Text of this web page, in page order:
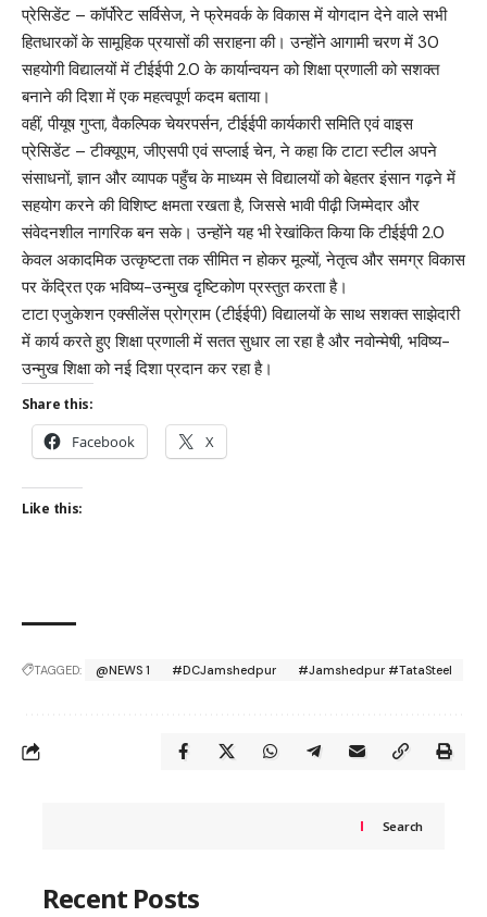
प्रेसिडेंट – कॉर्पोरेट सर्विसेज, ने फ्रेमवर्क के विकास में योगदान देने वाले सभी
हितधारकों के सामूहिक प्रयासों की सराहना की। उन्होंने आगामी चरण में 30
सहयोगी विद्यालयों में टीईईपी 2.0 के कार्यान्वयन को शिक्षा प्रणाली को सशक्त
बनाने की दिशा में एक महत्वपूर्ण कदम बताया।
वहीं, पीयूष गुप्ता, वैकल्पिक चेयरपर्सन, टीईईपी कार्यकारी समिति एवं वाइस
प्रेसिडेंट – टीक्यूएम, जीएसपी एवं सप्लाई चेन, ने कहा कि टाटा स्टील अपने
संसाधनों, ज्ञान और व्यापक पहुँच के माध्यम से विद्यालयों को बेहतर इंसान गढ़ने में
सहयोग करने की विशिष्ट क्षमता रखता है, जिससे भावी पीढ़ी जिम्मेदार और
संवेदनशील नागरिक बन सके। उन्होंने यह भी रेखांकित किया कि टीईईपी 2.0
केवल अकादमिक उत्कृष्टता तक सीमित न होकर मूल्यों, नेतृत्व और समग्र विकास
पर केंद्रित एक भविष्य-उन्मुख दृष्टिकोण प्रस्तुत करता है।
टाटा एजुकेशन एक्सीलेंस प्रोग्राम (टीईईपी) विद्यालयों के साथ सशक्त साझेदारी
में कार्य करते हुए शिक्षा प्रणाली में सतत सुधार ला रहा है और नवोन्मेषी, भविष्य-
उन्मुख शिक्षा को नई दिशा प्रदान कर रहा है।
Share this:
Facebook X
Like this:
TAGGED: @NEWS 1 #DCJamshedpur #Jamshedpur #TataSteel
Search
Recent Posts